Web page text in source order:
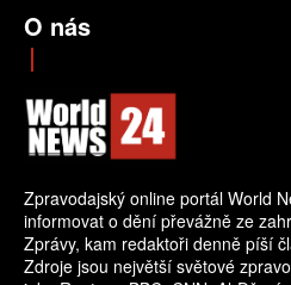
O nás
Zpravodajský online portál World
informovat o dění převážně ze
Zprávy, kam redaktoři denně píší
Zdroje jsou největší světové